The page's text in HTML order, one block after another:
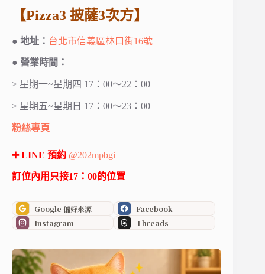
【Pizza3 披薩3次方】
● 地址： 台北市信義區林口街16號
● 營業時間：
> 星期一~星期四 17：00～22：00
> 星期五~星期日 17：00～23：00
粉絲專頁
➕ LINE 預約 @202mpbgi
訂位內用只接17：00的位置
Google 偏好來源
Facebook
Instagram
Threads